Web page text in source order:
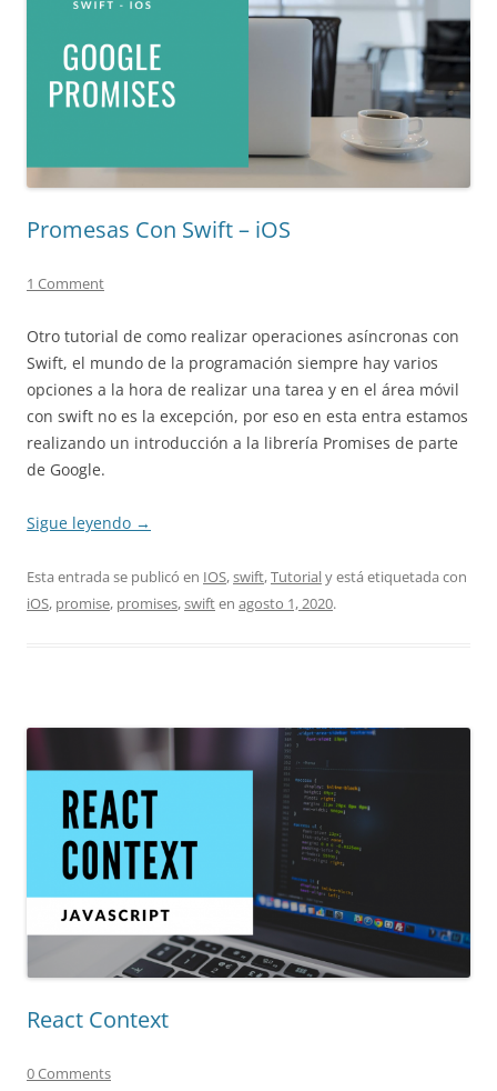
Promesas Con Swift – iOS
1 Comment
Otro tutorial de como realizar operaciones asíncronas con
Swift, el mundo de la programación siempre hay varios
opciones a la hora de realizar una tarea y en el área móvil
con swift no es la excepción, por eso en esta entra estamos
realizando un introducción a la librería Promises de parte
de Google.
Sigue leyendo →
Esta entrada se publicó en IOS,swift,Tutorialy está etiquetada con
iOS, promise, promises,swiften agosto 1, 2020.
React Context
0 Comments